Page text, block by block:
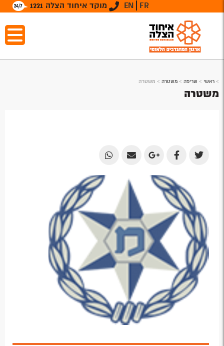
מוקד איחוד הצלה 1221 EN FR
> ראשי > שריפה > משטרה > משטרה
משטרה
Share
Twitter
Share
on
Facebook
Share
on
Google
Plus
Share
Email
Share
by
Email